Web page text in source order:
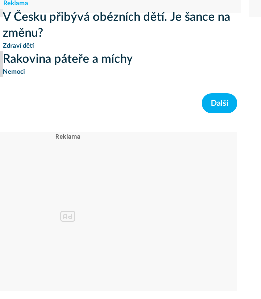
Reklama
V Česku přibývá obézních dětí. Je šance na
změnu?
Zdraví dětí
Rakovina páteře a míchy
Nemoci
Další